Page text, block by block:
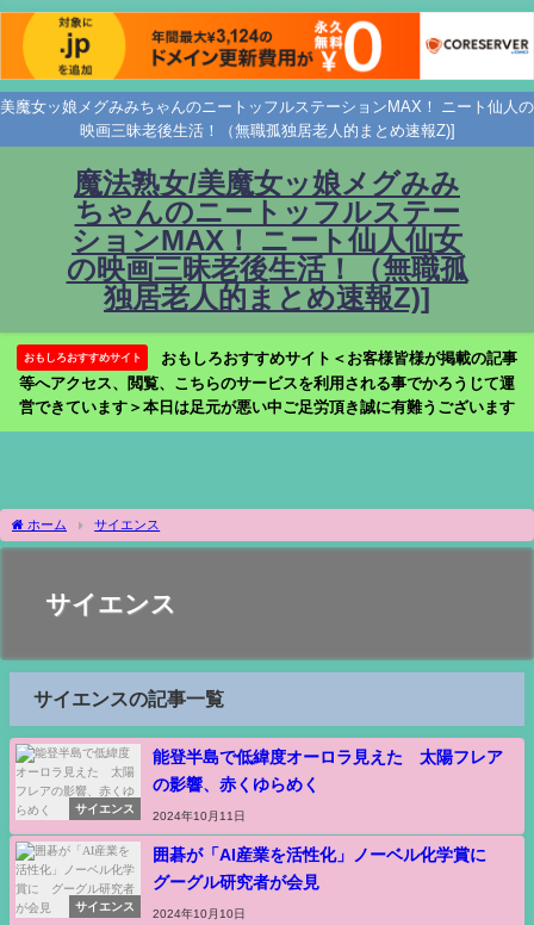
美魔女ッ娘メグみみちゃんのニートッフルステーションMAX！ ニート仙人の
映画三昧老後生活！（無職孤独居老人的まとめ速報Z)]
魔法熟女/美魔女ッ娘メグみみ
ちゃんのニートッフルステー
ションMAX！ ニート仙人仙女
の映画三昧老後生活！（無職孤
独居老人的まとめ速報Z)]
おもしろおすすめサイト
おもしろおすすめサイト＜お客様皆様が掲載の記事
等へアクセス、閲覧、こちらのサービスを利用される事でかろうじて運
営できています＞本日は足元が悪い中ご足労頂き誠に有難うございます
ホーム サイエンス
サイエンス
サイエンスの記事一覧
サイエンス
能登半島で低緯度オーロラ見えた 太陽フレア
の影響、赤くゆらめく
2024年10月11日
サイエンス
囲碁が「AI産業を活性化」ノーベル化学賞に
グーグル研究者が会見
2024年10月10日